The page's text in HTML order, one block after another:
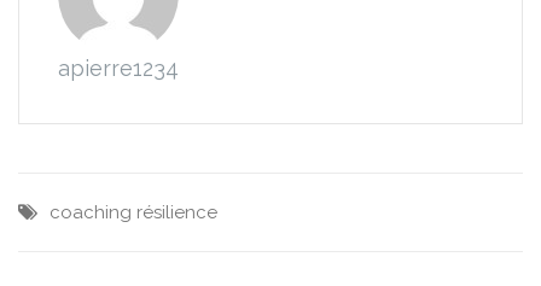
apierre1234
coaching résilience